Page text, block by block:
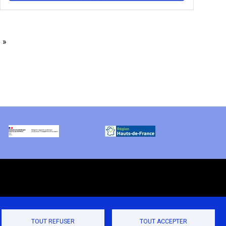
Dernière
»
TOUT REFUSER TOUT ACCEPTER